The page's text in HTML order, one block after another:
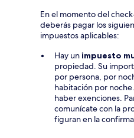
En el momento del
deberás pagar los
impuestos aplicables:
Hay unimpuesto
propiedad. Su
por persona, por
habitación por
haber exenciones.
comunícate con la
figuran en la